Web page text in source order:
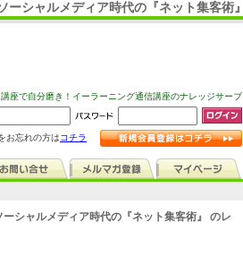
ーシャルメディア時代の『ネット集客術』
座で自分磨き！イーラーニング通信講座のナレッジサーブ
お忘れの方はコチラ
ーシャルメディア時代の『ネット集客術』 のレ